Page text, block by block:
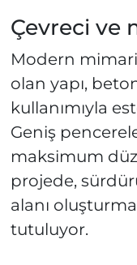
Çevreci ve
Modern
olan yapı,
kullanımıyla
Geniş
maksimum
projede,
alanı
tutuluyor.